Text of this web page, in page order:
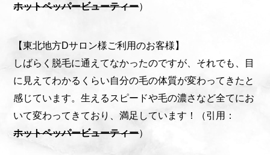
ホットペッパービューティー）
【東北地方Dサロン様ご利用のお客様】
しばらく脱毛に通えてなかったのですが、それでも、目
に見えてわかるくらい自分の毛の体質が変わってきたと
感じています。生えるスピードや毛の濃さなど全てにお
いて変わってきており、満足しています！（引用：
ホットペッパービューティー）